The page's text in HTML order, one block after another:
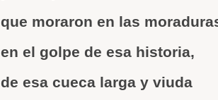
que moraron en las
en el golpe de esa historia,
de esa cueca larga y viuda